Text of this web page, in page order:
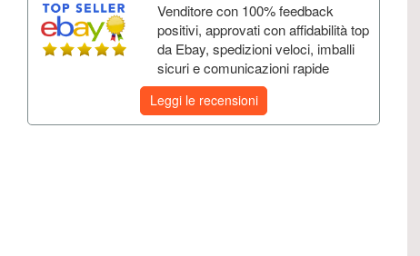
Venditore con 100% feedback
positivi, approvati con affidabilità top
da Ebay, spedizioni veloci, imballi
sicuri e comunicazioni rapide
Leggi le recensioni